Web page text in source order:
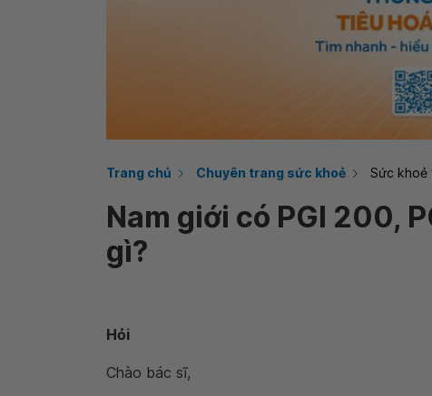
Trang chủ Chuyên trang sức khoẻ Sức khoẻ
Nam giới có PGI 200,
gì?
Hỏi
Chào bác sĩ,